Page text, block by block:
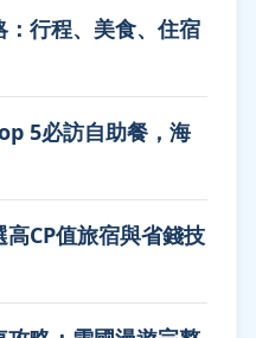
行程、美食、住宿
5必訪自助餐，海
CP值旅宿與省錢技